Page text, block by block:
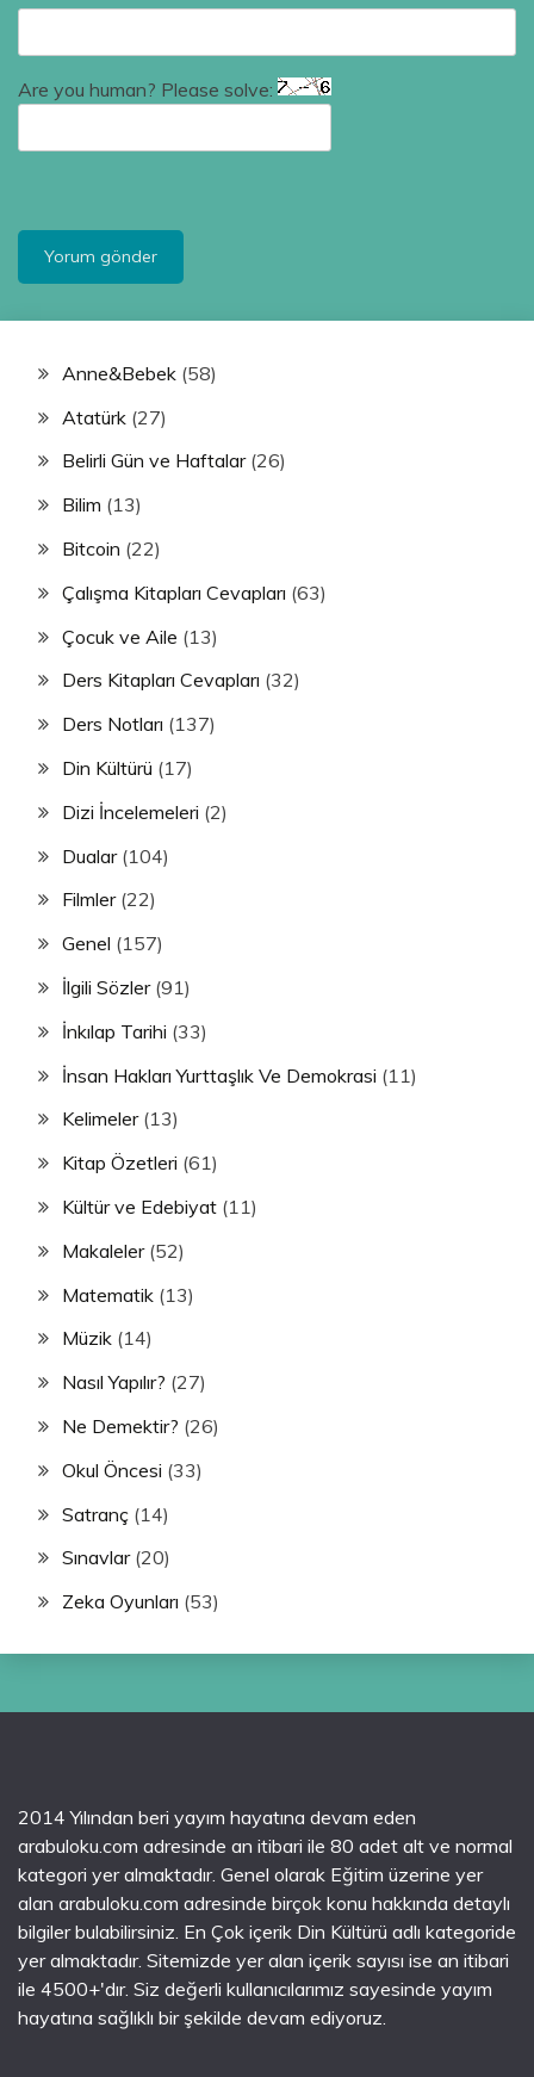
Are you human? Please solve:
Anne&Bebek (58)
Atatürk (27)
Belirli Gün ve Haftalar(26)
Bilim (13)
Bitcoin (22)
Çalışma Kitapları Cevapları (63)
Çocuk ve Aile (13)
Ders Kitapları Cevapları (32)
Ders Notları (137)
Din Kültürü (17)
Dizi İncelemeleri (2)
Dualar(104)
Filmler(22)
Genel (157)
İlgili Sözler(91)
İnkılap Tarihi (33)
İnsan Hakları Yurttaşlık Ve Demokrasi (11)
Kelimeler(13)
Kitap Özetleri (61)
Kültür ve Edebiyat (11)
Makaleler(52)
Matematik (13)
Müzik (14)
Nasıl Yapılır? (27)
Ne Demektir? (26)
Okul Öncesi (33)
Satranç (14)
Sınavlar(20)
Zeka Oyunları (53)
2014 Yılından beri yayım hayatına devam eden
arabuloku.com adresinde an itibari ile 80 adet alt ve normal
kategori yer almaktadır. Genel olarak Eğitim üzerine yer
alan arabuloku.com adresinde birçok konu hakkında detaylı
bilgiler bulabilirsiniz. En Çok içerik Din Kültürü adlı kategoride
yer almaktadır. Sitemizde yer alan içerik sayısı ise an itibari
ile 4500+'dır. Siz değerli kullanıcılarımız sayesinde yayım
hayatına sağlıklı bir şekilde devam ediyoruz.